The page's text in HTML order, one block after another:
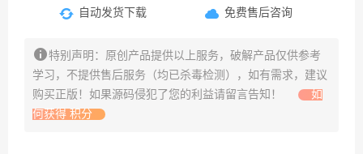
自动发货下载 免费售后咨询
特别声明：原创产品提供以上服务，破解产品仅供参考
学习，不提供售后服务（均已杀毒检测），如有需求，建议
购买正版！如果源码侵犯了您的利益请留言告知！
如
何获得 积分